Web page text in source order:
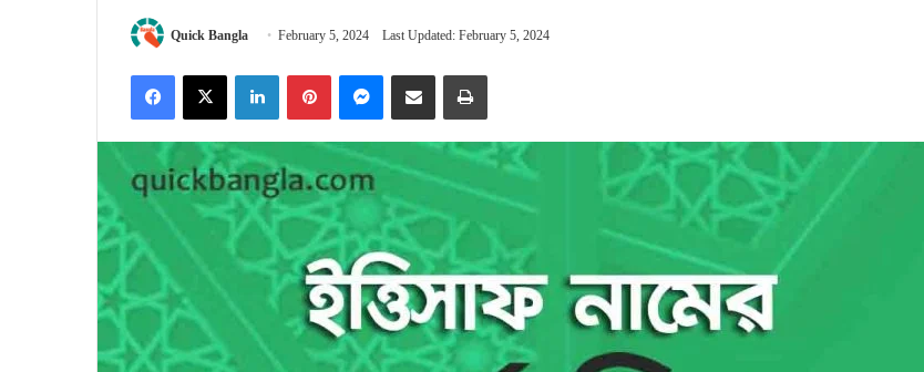
Quick Bangla February 5, 2024 Last Updated: February 5, 2024
FacebookX LinkedInPinterestMessengerShare via Email Print